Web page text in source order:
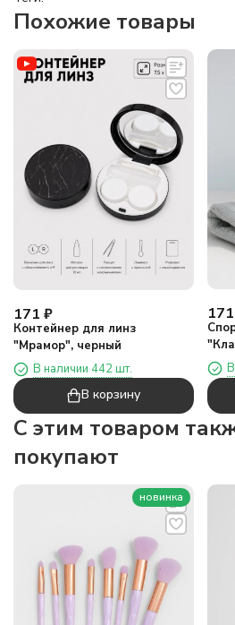
Похожие товары
171 ₽
Контейнер для линз
"Мрамор", черный
В наличии 442 шт.
В корзину
171
C этим товаром
покупают
новинка